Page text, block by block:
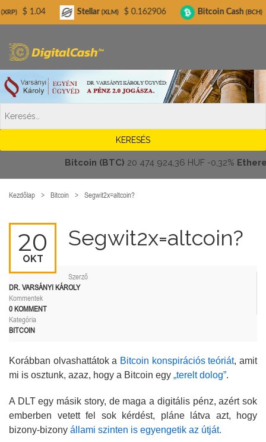
Bitcoin (BTC) 20 474 924,36 HUF-0,32% Ethereum
Kezdőlap Bitcoin Segwit2x=altcoin?
20
OKT
Segwit2x=altcoin?
Szerző
DR. VARSÁNYI KÁROLY
Kommentek
0 KOMMENT
Kategória
BITCOIN
Korábban olvashattátok a Bitcoin konspirációs teóriát, amit
mi is osztunk, azaz, hogy a Bitcoin egy „terelt dolog”.
A DLT egy másik story, de maga a digitális pénz, azért sok
emberben vetett fel sok kérdést, pláne látva azt, hogy
bizony-bizony állami szinten is egyengetik az útját.
Stellar(XLM) $ 0.162906 Bitcoin Cash(BCH) $ 216.55
Digitalcash.hu